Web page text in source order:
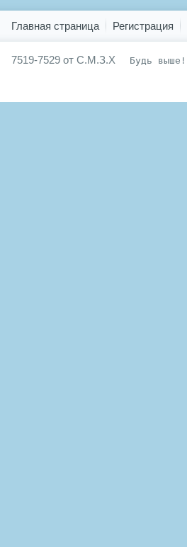
Главная страница
Регистрация
7519-7529 от С.М.З.Х Будь выше!